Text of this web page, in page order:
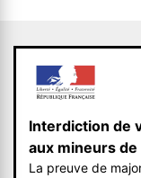
Interdiction de
aux mineurs
La preuve de